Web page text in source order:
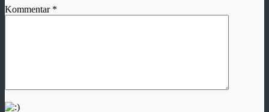
Kommentar *